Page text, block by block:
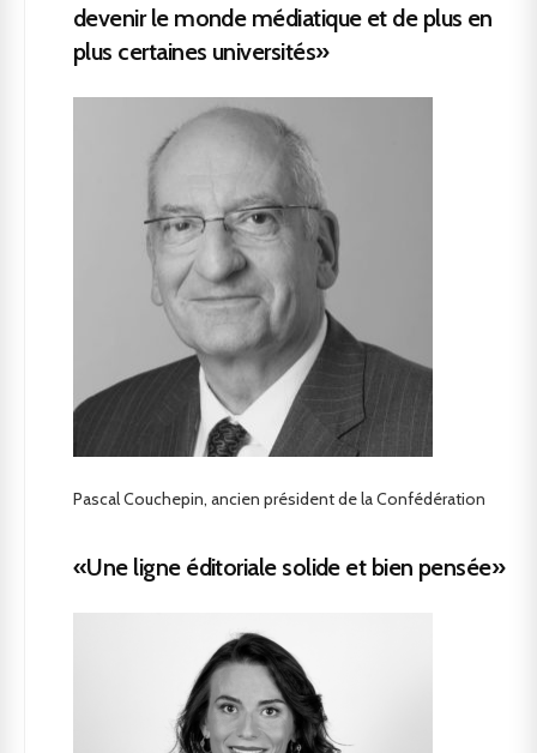
devenir le monde médiatique et de plus en
plus certaines universités»
Pascal Couchepin, ancien président de la Confédération
«Une ligne éditoriale solide et bien pensée»